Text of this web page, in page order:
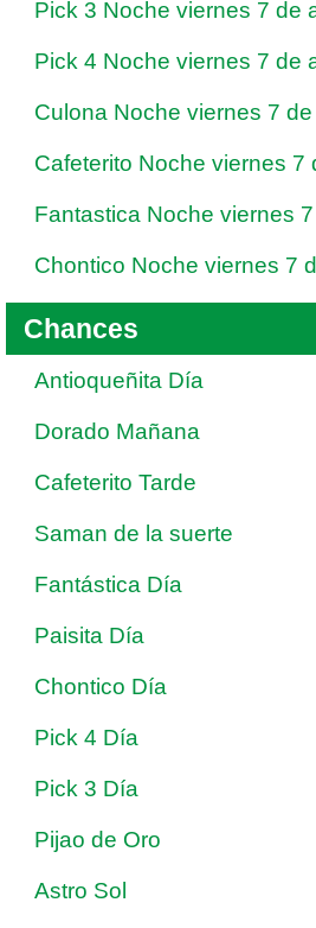
Pick 3 Noche viernes 7 de
Pick 4 Noche viernes 7 de
Culona Noche viernes 7
Cafeterito Noche viernes 7
Fantastica Noche viernes
Chontico Noche viernes 7
Chances
Antioqueñita Día
Dorado Mañana
Cafeterito Tarde
Saman de la suerte
Fantástica Día
Paisita Día
Chontico Día
Pick 4 Día
Pick 3 Día
Pijao de Oro
Astro Sol